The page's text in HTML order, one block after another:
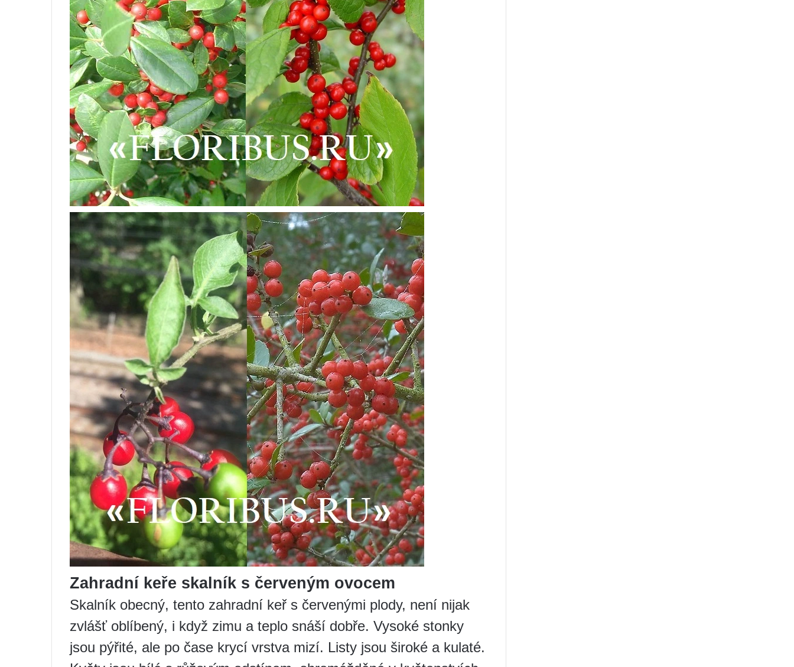
Zahradní keře skalník s červeným ovocem
Skalník obecný, tento zahradní keř s červenými plody, není nijak
zvlášť oblíbený, i když zimu a teplo snáší dobře. Vysoké stonky
jsou pýřité, ale po čase krycí vrstva mizí. Listy jsou široké a kulaté.